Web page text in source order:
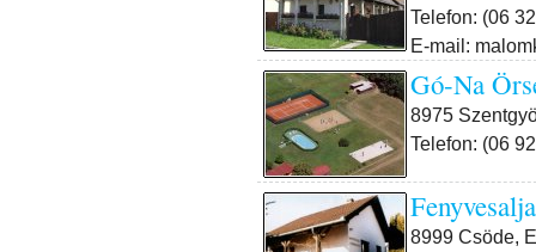
Telefon: (06
E-mail:
Gó-Na
8975
Telefon: (06
8999 Csöde,